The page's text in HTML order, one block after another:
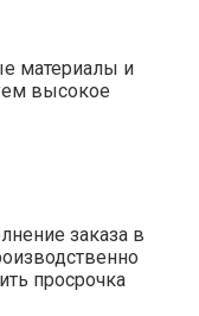
материалы и
высокое
заказа в
просрочка